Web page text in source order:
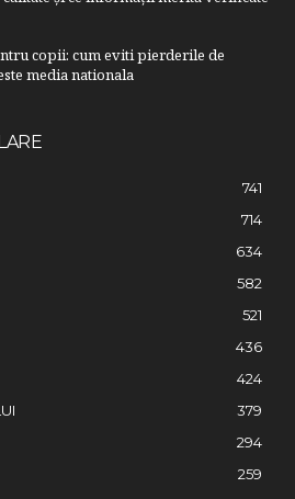
copii: cum eviti pierderile de
media nationala
741
714
634
582
521
436
424
379
294
259